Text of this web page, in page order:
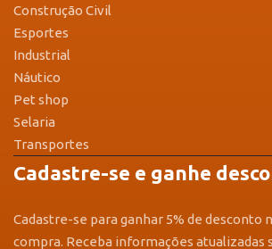
Construção Civil
Esportes
Industrial
Náutico
Pet shop
Selaria
Transportes
Cadastre-se e ganhe
Cadastre-se para ganhar 5% de desconto
compra. Receba informações atualizadas